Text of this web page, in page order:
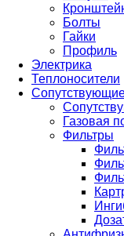
Болты
Гайки
Профиль
Электрика
Теплоносители
Газовая
Фильтры